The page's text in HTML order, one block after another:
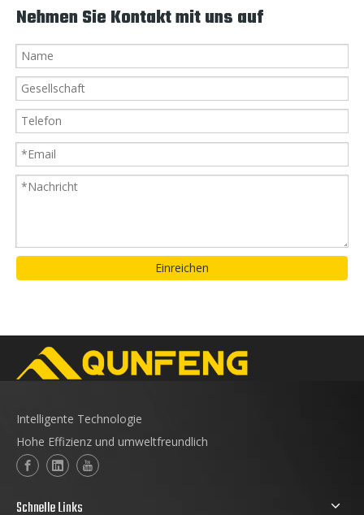
Nehmen Sie Kontakt mit uns auf
Einreichen
Intelligente Technologie
Hohe Effizienz und umweltfreundlich
Schnelle Links